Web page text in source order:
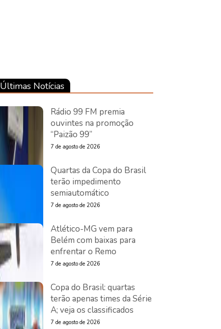
Últimas Notícias
Rádio 99 FM premia
ouvintes na promoção
“Paizão 99”
7 de agosto de 2026
Quartas da Copa do Brasil
terão impedimento
semiautomático
7 de agosto de 2026
Atlético-MG vem para
Belém com baixas para
enfrentar o Remo
7 de agosto de 2026
Copa do Brasil: quartas
terão apenas times da Série
A; veja os classificados
7 de agosto de 2026